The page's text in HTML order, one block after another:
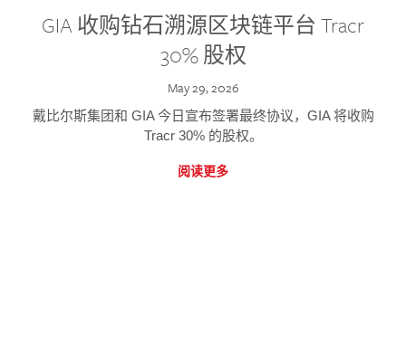
GIA 收购钻石溯源区块链平台 Tracr
30% 股权
May 29, 2026
戴比尔斯集团和 GIA 今日宣布签署最终协议，GIA 将收购
Tracr 30% 的股权。
阅读更多